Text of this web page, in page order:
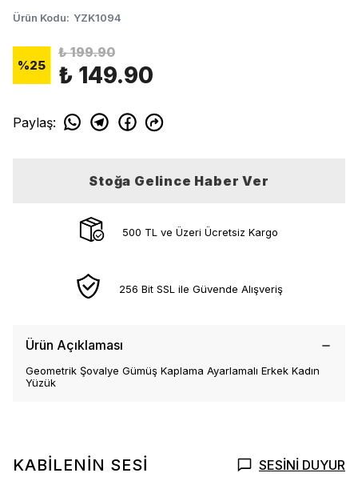
Ürün Kodu: YZK1094
%25
₺ 199.90
₺ 149.90
Paylaş:
Stoğa Gelince Haber Ver
500 TL ve Üzeri Ücretsiz Kargo
256 Bit SSL ile Güvende Alışveriş
Ürün Açıklaması
Geometrik Şovalye Gümüş Kaplama Ayarlamalı Erkek Kadın
Yüzük
KABİLENİN SESİ SESİNİ DUYUR